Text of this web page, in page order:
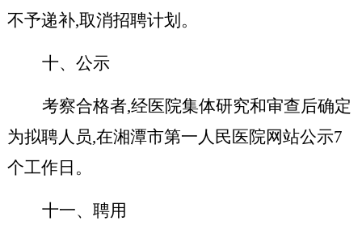
不予递补,取消招聘计划。
十、公示
考察合格者,经医院集体研究和审查后确定
为拟聘人员,在湘潭市第一人民医院网站公示7
个工作日。
十一、聘用